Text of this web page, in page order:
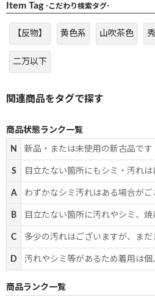
Item Tag -こだわり検索タグ-
【反物】 黄色系 山吹茶色
二万以下
商品状態ランク一覧
N 新品・または未使用の新古品です
S 目立たない箇所にもシミ・汚れ
A わずかなシミ汚れはある場合が
B 目立たない箇所に汚れやシミ、
C 多少の汚れはございますが、ま
D 汚れやシミ等があるため着用は
商品ランク一覧